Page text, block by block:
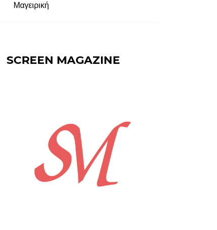
Μαγειρική
SCREEN MAGAZINE